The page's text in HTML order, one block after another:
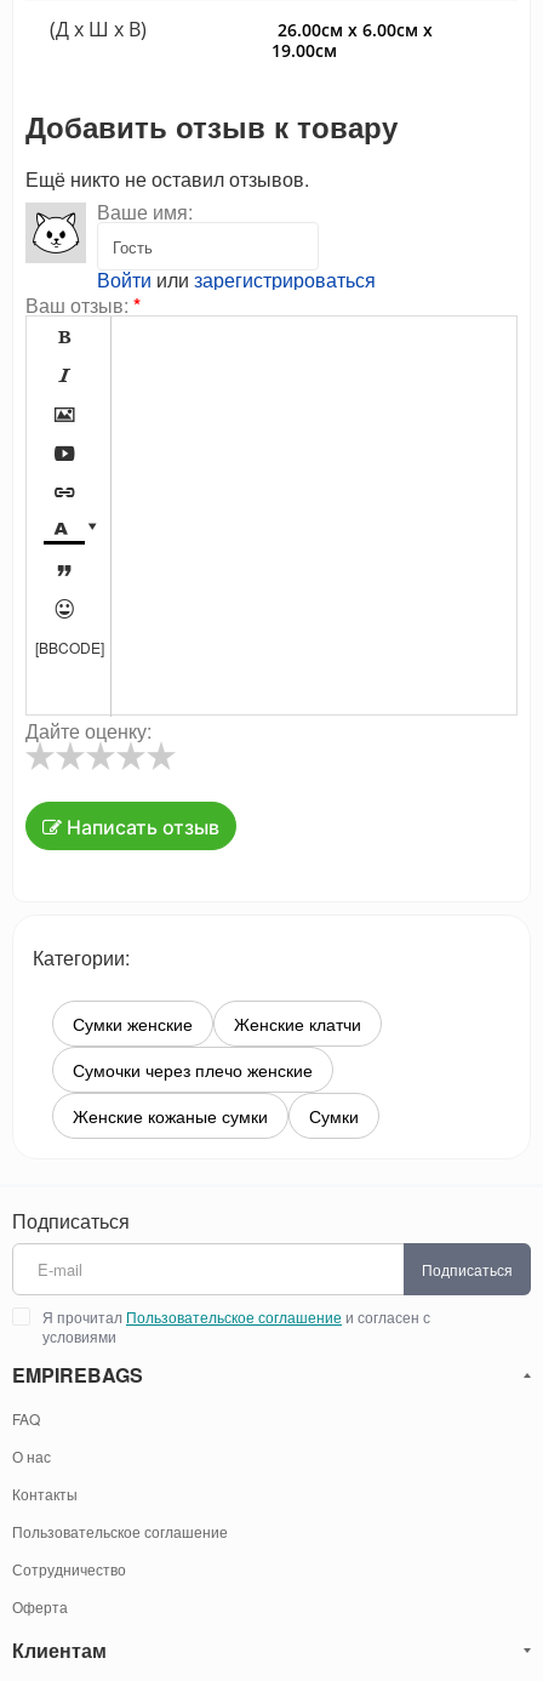
(Д x Ш x В)
26.00см x 6.00см x
19.00см
Добавить отзыв к товару
Ещё никто не оставил отзывов.
Ваше имя:
Войти или зарегистрироваться
Ваш отзыв: *









[BBCODE]
Дайте оценку:
Написать отзыв
Категории:
Сумки женские
Женские клатчи
Сумочки через плечо женские
Женские кожаные сумки
Сумки
Подписаться
Подписаться
Я прочитал Пользовательское соглашение и согласен с
условиями
EMPIREBAGS
FAQ
О нас
Контакты
Пользовательское соглашение
Сотрудничество
Оферта
Клиентам